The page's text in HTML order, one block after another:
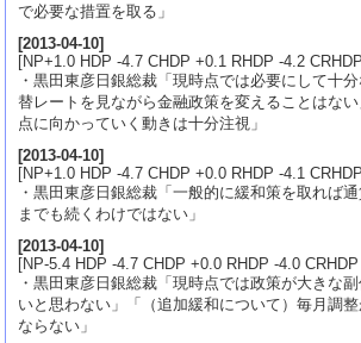
で必要な措置を取る」
[2013-04-10]
[NP+1.0 HDP -4.7 CHDP +0.1 RHDP -4.2
・黒田東彦日銀総裁「現時点では必要にして十
替レートを見ながら金融政策を変えることはな
点に向かっていく動きは十分注視」
[2013-04-10]
[NP+1.0 HDP -4.7 CHDP +0.0 RHDP -4.1
・黒田東彦日銀総裁「一般的に緩和策を取れば
までも続くわけではない」
[2013-04-10]
[NP-5.4 HDP -4.7 CHDP +0.0 RHDP -4.0
・黒田東彦日銀総裁「現時点では政策が大きな
いと思わない」「（追加緩和について）毎月調
ならない」